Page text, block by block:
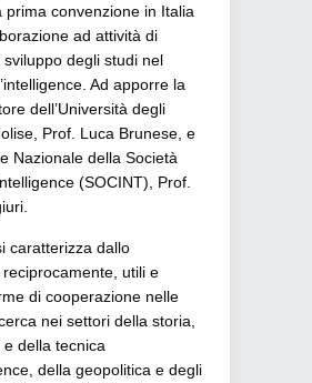
prima convenzione in Italia
ad attività di
sviluppo degli studi nel
Ad apporre la
dell’Università degli
Prof. Luca Brunese, e
Nazionale della Società
(SOCINT), Prof.
caratterizza dallo
utili e
di cooperazione nelle
nei settori della storia,
della tecnica
della geopolitica e degli